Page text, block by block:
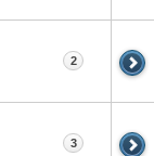
2
3